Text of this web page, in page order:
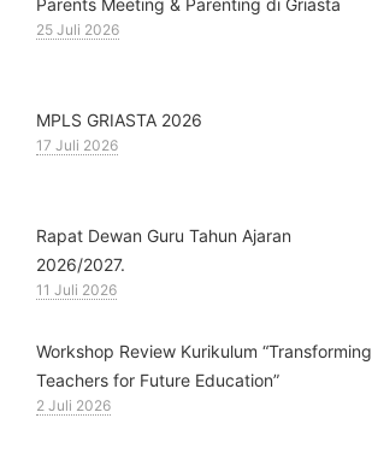
Parents Meeting & Parenting di Griasta
25 Juli 2026
MPLS GRIASTA 2026
17 Juli 2026
Rapat Dewan Guru Tahun Ajaran
2026/2027.
11 Juli 2026
Workshop Review Kurikulum “Transforming
Teachers for Future Education”
2 Juli 2026